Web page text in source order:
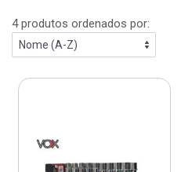
4 produtos ordenados por: